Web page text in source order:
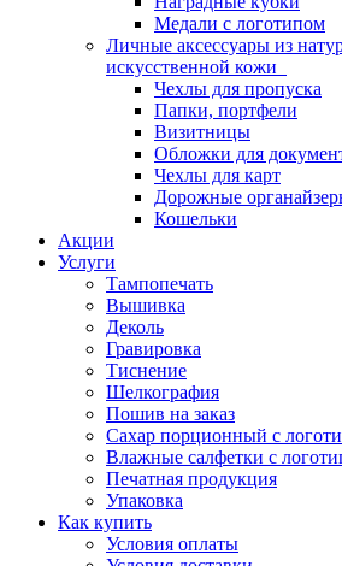
Медали с логотипом
Личные аксессуары из
искусственной кожи
Чехлы для пропуска
Папки, портфели
Визитницы
Обложки для
Чехлы для карт
Дорожные
Кошельки
Акции
Услуги
Тампопечать
Вышивка
Деколь
Гравировка
Тиснение
Шелкография
Пошив на заказ
Сахар порционный с
Влажные салфетки с
Печатная продукция
Упаковка
Как купить
Условия оплаты